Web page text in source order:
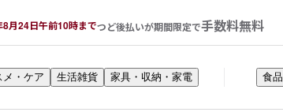
月24日午前10時までつど後払いが期間限定で手数料無料
メ・ケア 生活雑貨 家具・収納・家電 食品